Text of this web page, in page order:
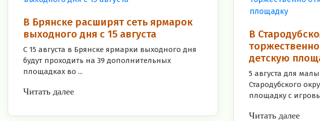
В Брянске расширят сеть ярмарок
выходного дня с 15 августа
С 15 августа в Брянске ярмарки выходного дня
будут проходить на 39 дополнительных
площадках во ...
Читать далее
В
детскую
5 августа для
Стародубского
площадку с
Читать далее